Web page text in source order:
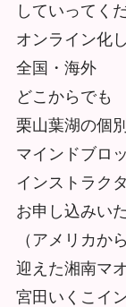
していってく
オンライン化
全国・海外
どこからでも
栗山葉湖の個
マインドブロ
インストラク
お申し込みい
（アメリカか
迎えた湘南マ
宮田いくこイ